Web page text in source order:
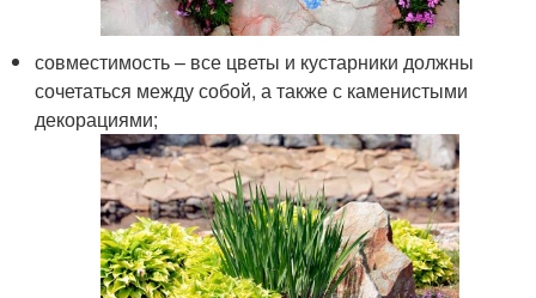
совместимость – все цветы и кустарники должны
сочетаться между собой, а также с каменистыми
декорациями;